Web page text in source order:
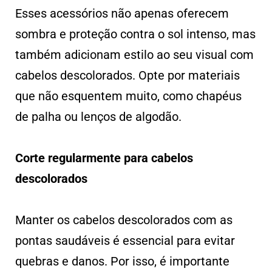
Esses acessórios não apenas oferecem
sombra e proteção contra o sol intenso, mas
também adicionam estilo ao seu visual com
cabelos descolorados. Opte por materiais
que não esquentem muito, como chapéus
de palha ou lenços de algodão.
Corte regularmente para cabelos
descolorados
Manter os cabelos descolorados com as
pontas saudáveis é essencial para evitar
quebras e danos. Por isso, é importante